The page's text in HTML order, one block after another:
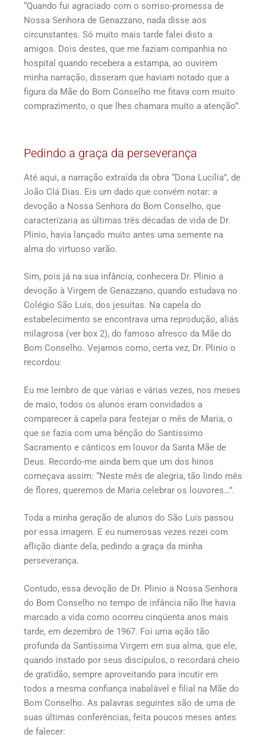
“Quando fui agraciado com o sorriso-promessa de
Nossa Senhora de Genazzano, nada disse aos
circunstantes. Só muito mais tarde falei disto a
amigos. Dois destes, que me faziam companhia no
hospital quando recebera a estampa, ao ouvirem
minha narração, disseram que haviam notado que a
figura da Mãe do Bom Conselho me fitava com muito
comprazimento, o que lhes chamara muito a atenção”.
Pedindo a graça da perseverança
Até aqui, a narração extraída da obra “Dona Lucília”, de
João Clá Dias. Eis um dado que convém notar: a
devoção a Nossa Senhora do Bom Conselho, que
caracterizaria as últimas três décadas de vida de Dr.
Plinio, havia lançado muito antes uma semente na
alma do virtuoso varão.
Sim, pois já na sua infância, conhecera Dr. Plinio a
devoção à Virgem de Genazzano, quando estudava no
Colégio São Luís, dos jesuítas. Na capela do
estabelecimento se encontrava uma reprodução, aliás
milagrosa (ver box 2), do famoso afresco da Mãe do
Bom Conselho. Vejamos como, certa vez, Dr. Plinio o
recordou:
Eu me lembro de que várias e várias vezes, nos meses
de maio, todos os alunos eram convidados a
comparecer à capela para festejar o mês de Maria, o
que se fazia com uma bênção do Santíssimo
Sacramento e cânticos em louvor da Santa Mãe de
Deus. Recordo-me ainda bem que um dos hinos
começava assim: “Neste mês de alegria, tão lindo mês
de flores, queremos de Maria celebrar os louvores…”.
Toda a minha geração de alunos do São Luís passou
por essa imagem. E eu numerosas vezes rezei com
aflição diante dela, pedindo a graça da minha
perseverança.
Contudo, essa devoção de Dr. Plinio a Nossa Senhora
do Bom Conselho no tempo de infância não lhe havia
marcado a vida como ocorreu cinqüenta anos mais
tarde, em dezembro de 1967. Foi uma ação tão
profunda da Santíssima Virgem em sua alma, que ele,
quando instado por seus discípulos, o recordará cheio
de gratidão, sempre aproveitando para incutir em
todos a mesma confiança inabalável e filial na Mãe do
Bom Conselho. As palavras seguintes são de uma de
suas últimas conferências, feita poucos meses antes
de falecer: